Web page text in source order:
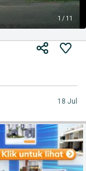
1 / 11
18 Jul